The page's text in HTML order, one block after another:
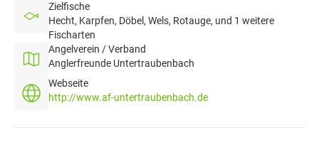
Zielfische
Hecht, Karpfen, Döbel, Wels, Rotauge, und 1 weitere
Fischarten
Angelverein / Verband
Anglerfreunde Untertraubenbach
Webseite
http://www.af-untertraubenbach.de